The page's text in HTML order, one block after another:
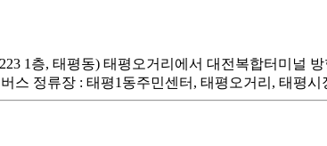
1층, 태평동) 태평오거리에서 대전복합터미널
스 정류장 : 태평1동주민센터, 태평오거리, 태평시